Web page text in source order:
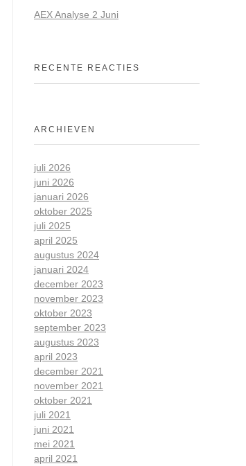
AEX Analyse 2 Juni
RECENTE REACTIES
ARCHIEVEN
juli 2026
juni 2026
januari 2026
oktober 2025
juli 2025
april 2025
augustus 2024
januari 2024
december 2023
november 2023
oktober 2023
september 2023
augustus 2023
april 2023
december 2021
november 2021
oktober 2021
juli 2021
juni 2021
mei 2021
april 2021